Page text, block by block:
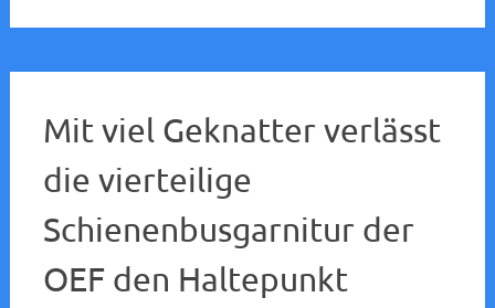
Mit viel Geknatter verlässt
die vierteilige
Schienenbusgarnitur der
OEF den Haltepunkt